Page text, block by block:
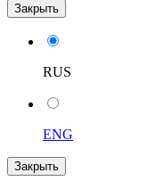
Закрыть
RUS
ENG
Закрыть